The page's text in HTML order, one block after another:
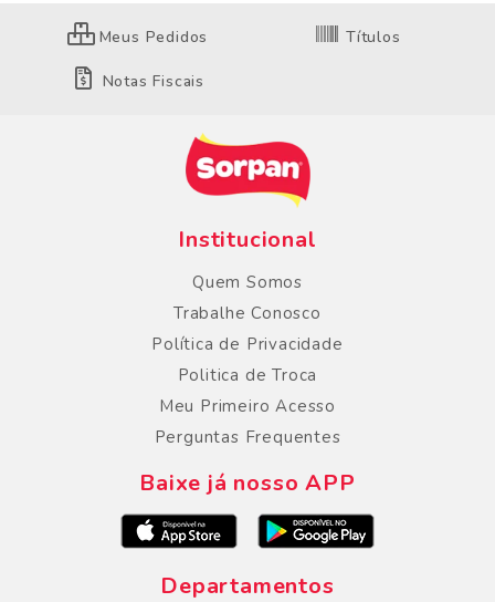
Meus Pedidos Títulos
Notas Fiscais
Institucional
Quem Somos
Trabalhe Conosco
Política de Privacidade
Politica de Troca
Meu Primeiro Acesso
Perguntas Frequentes
Baixe já nosso APP
Departamentos